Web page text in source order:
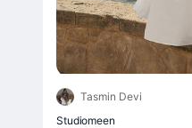
Tasmin Devi
Studiomeen